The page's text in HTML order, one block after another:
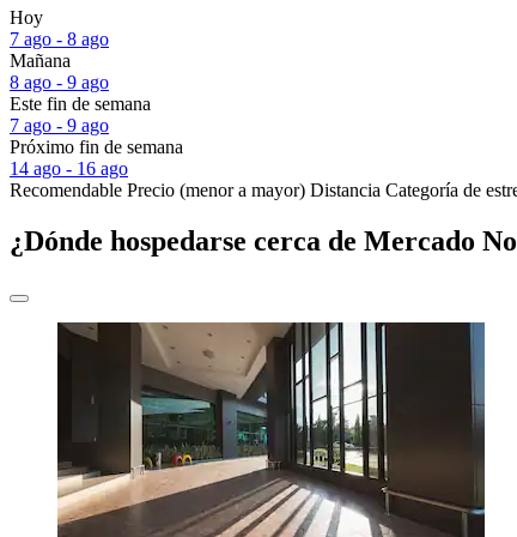
Hoy
7 ago - 8 ago
Mañana
8 ago - 9 ago
Este fin de semana
7 ago - 9 ago
Próximo fin de semana
14 ago - 16 ago
Recomendable Precio (menor a mayor) Distancia Categoría de
¿Dónde hospedarse cerca de Mercado